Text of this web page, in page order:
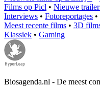
Films op Picl • Nieuwe
Interviews • Fotoreportages •
Meest recente films • 3D
Klassiek • Gaming
Biosagenda.nl - De meest